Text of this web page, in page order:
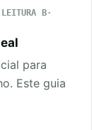
para
Este guia